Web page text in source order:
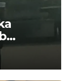
di KM